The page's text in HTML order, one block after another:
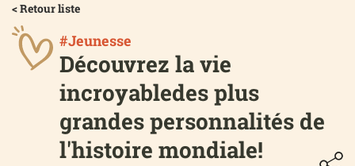
< Retour liste
#Jeunesse
Découvrez la vie
incroyabledes plus
grandes personnalités de
l'histoire mondiale!